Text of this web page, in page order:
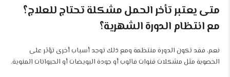
متى يعتبر تأخر الحمل مشكلة تحتاج للعلاج؟
مع انتظام الدورة الشهرية؟
نعم، فقد تكون الدورة منتظمة ومع ذلك توجد أسباب أخرى تؤثر على
الخصوبة مثل مشكلات قنوات فالوب أو جودة البويضات أو الحيوانات المنوية.